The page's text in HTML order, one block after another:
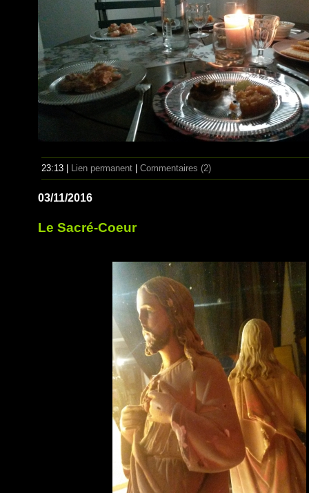
23:13 | Lien permanent Commentaires (2)
03/11/2016
Le Sacré-Coeur